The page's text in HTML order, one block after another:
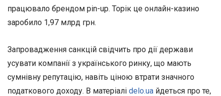
працювало брендом pin-up. Торік це онлайн-казино
заробило 1,97 млрд грн.
Запровадження санкцій свідчить про дії держави
усувати компанії з українського ринку, що мають
сумнівну репутацію, навіть ціною втрати значного
податкового доходу. В матеріалі delo.ua йдеться про те,